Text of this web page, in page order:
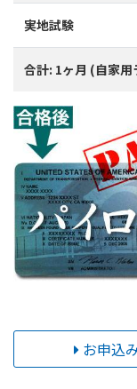
実地試験
合計: 1ヶ月 (自家
お申込